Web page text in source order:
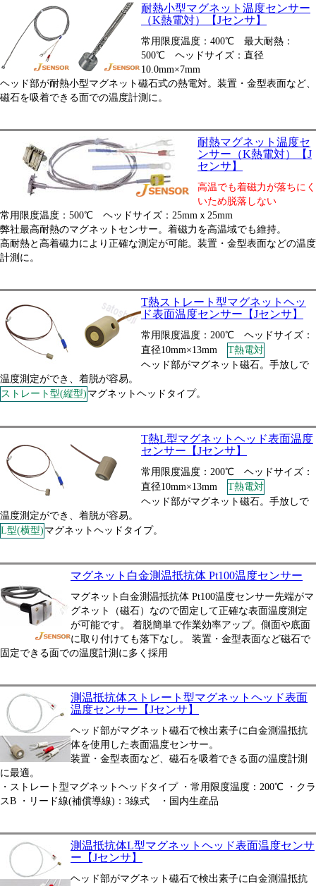
耐熱小型マグネット温度センサー
（K熱電対）【Jセンサ】
常用限度温度：400℃ 最大耐熱：
500℃ ヘッドサイズ：直径
10.0mm×7mm
ヘッド部が耐熱小型マグネット磁石式の熱電対。装置・金型表面など、
磁石を吸着できる面での温度計測に。
耐熱マグネット温度セ
ンサー（K熱電対）【J
センサ】
高温でも着磁力が落ちにく
いため脱落しない
常用限度温度：500℃ ヘッドサイズ：25mmｘ25mm
弊社最高耐熱のマグネットセンサー。着磁力を高温域でも維持。
高耐熱と高着磁力により正確な測定が可能。装置・金型表面などの温度
計測に。
T熱ストレート型マグネットヘッ
ド表面温度センサー【Jセンサ】
常用限度温度：200℃ ヘッドサイズ：
直径10mm×13mm T熱電対
ヘッド部がマグネット磁石。手放しで
温度測定ができ、着脱が容易。
ストレート型(縦型) マグネットヘッドタイプ。
T熱L型マグネットヘッド表面温度
センサー【Jセンサ】
常用限度温度：200℃ ヘッドサイズ：
直径10mm×13mm T熱電対
ヘッド部がマグネット磁石。手放しで
温度測定ができ、着脱が容易。
L型(横型) マグネットヘッドタイプ。
マグネット白金測温抵抗体 Pt100温度センサー
マグネット白金測温抵抗体 Pt100温度センサー先端がマ
グネット（磁石）なので固定して正確な表面温度測定
が可能です。 着脱簡単で作業効率アップ。側面や底面
に取り付けても落下なし。 装置・金型表面など磁石で
固定できる面での温度計測に多く採用
測温抵抗体ストレート型マグネットヘッド表面
温度センサー【Jセンサ】
ヘッド部がマグネット磁石で検出素子に白金測温抵抗
体を使用した表面温度センサー。
装置・金型表面など、磁石を吸着できる面の温度計測
に最適。
・ストレート型マグネットヘッドタイプ ・常用限度温度：200℃ ・クラ
スB ・リード線(補償導線)：3線式 ・国内生産品
測温抵抗体L型マグネットヘッド表面温度センサ
ー【Jセンサ】
ヘッド部がマグネット磁石で検出素子に白金測温抵抗